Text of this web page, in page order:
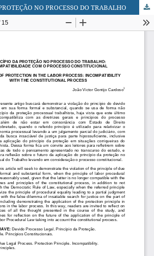
NO PROCESSO DO TRABALHO